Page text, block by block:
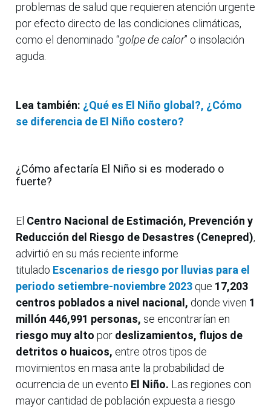
problemas de salud que requieren atención urgente
por efecto directo de las condiciones climáticas,
como el denominado “golpe de calor” o insolación
aguda.
Lea también: ¿Qué es El Niño global?, ¿Cómo
se diferencia de El Niño costero?
¿Cómo afectaría El Niño si es moderado o
fuerte?
El Centro Nacional de Estimación, Prevención y
Reducción del Riesgo de Desastres (Cenepred),
advirtió en su más reciente informe
titulado Escenarios de riesgo por lluvias para el
periodo setiembre-noviembre 2023 que 17,203
centros poblados a nivel nacional, donde viven 1
millón 446,991 personas, se encontrarían en
riesgo muy alto por deslizamientos, flujos de
detritos o huaicos, entre otros tipos de
movimientos en masa ante la probabilidad de
ocurrencia de un evento El Niño. Las regiones con
mayor cantidad de población expuesta a riesgo